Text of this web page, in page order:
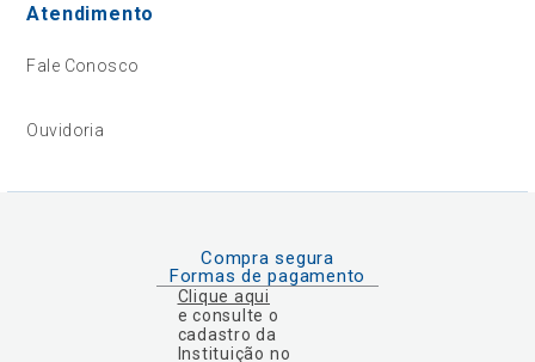
Atendimento
Fale Conosco
Ouvidoria
Compra segura
Formas de pagamento
Clique aqui
e consulte o
cadastro da
Instituição no